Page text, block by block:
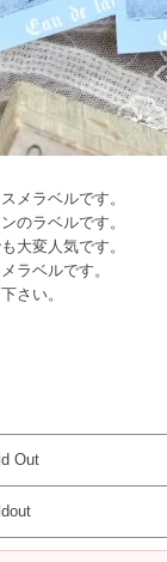
メラベルです。
のラベルです。
大変人気です。
ラベルです。
さい。
Out